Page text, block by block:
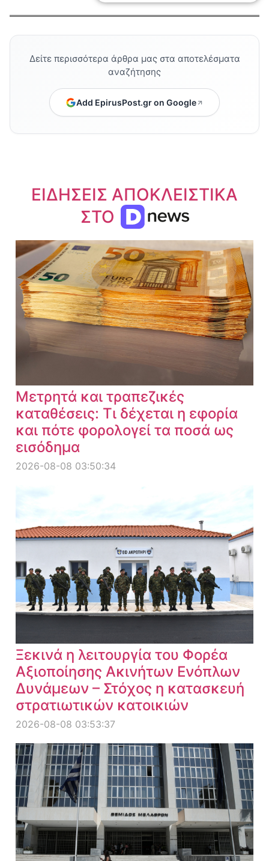
Δείτε περισσότερα άρθρα μας στα αποτελέσματα
αναζήτησης
Add EpirusPost.gr on Google
ΕΙΔΗΣΕΙΣ ΑΠΟΚΛΕΙΣΤΙΚΑ
ΣΤΟ
Μετρητά και τραπεζικές
καταθέσεις: Τι δέχεται η εφορία
και πότε φορολογεί τα ποσά ως
εισόδημα
2026-08-08 03:50:34
Ξεκινά η λειτουργία του Φορέα
Αξιοποίησης Ακινήτων Ενόπλων
Δυνάμεων – Στόχος η κατασκευή
στρατιωτικών κατοικιών
2026-08-08 03:53:37